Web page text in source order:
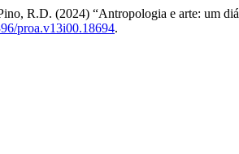
R.D. (2024) “Antropologia e arte: um
proa.v13i00.18694.